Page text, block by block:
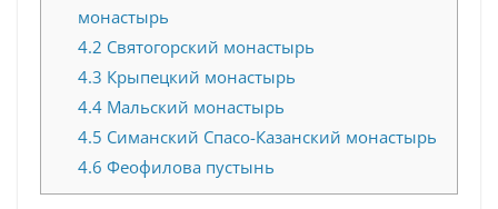
монастырь
4.2 Святогорский монастырь
4.3 Крыпецкий монастырь
4.4Мальский монастырь
4.5 Симанский Спасо-Казанский монастырь
4.6 Феофилова пустынь